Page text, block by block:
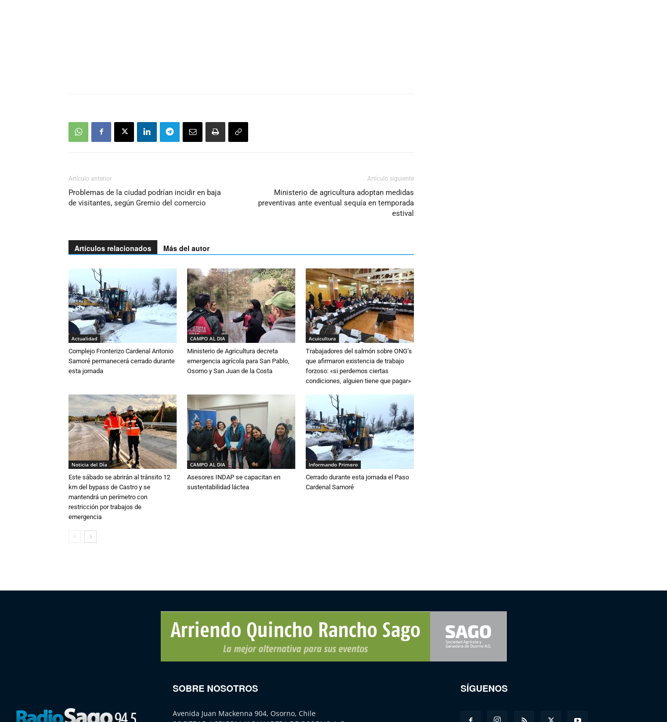
Artículo anterior
Problemas de la ciudad podrían incidir en baja
de visitantes, según Gremio del comercio
Artículo siguiente
Ministerio de agricultura adoptan medidas
preventivas ante eventual sequía en temporada
estival
Artículos relacionados Más del autor
Actualidad
Complejo Fronterizo Cardenal Antonio
Samoré permanecerá cerrado durante
esta jornada
CAMPO AL DIA
Ministerio de Agricultura decreta
emergencia agrícola para San Pablo,
Osorno y San Juan de la Costa
Acuicultura
Trabajadores del salmón sobre ONG’s
que afirmaron existencia de trabajo
forzoso: «si perdemos ciertas
condiciones, alguien tiene que pagar»
Noticia del Día
Este sábado se abrirán al tránsito 12
km del bypass de Castro y se
mantendrá un perímetro con
restricción por trabajos de
emergencia
CAMPO AL DIA
Asesores INDAP se capacitan en
sustentabilidad láctea
Informando Primero
Cerrado durante esta jornada el Paso
Cardenal Samoré
SOBRE NOSOTROS
Avenida Juan Mackenna 904, Osorno, Chile
SÍGUENOS